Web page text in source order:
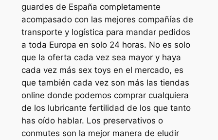
guardes de España completamente
acompasado con las mejores compañías de
transporte y logística para mandar pedidos
a toda Europa en solo 24 horas. No es solo
que la oferta cada vez sea mayor y haya
cada vez más sex toys en el mercado, es
que también cada vez son más las tiendas
online donde podemos comprar cualquiera
de los lubricante fertilidad de los que tanto
has oído hablar. Los preservativos o
conmutes son la mejor manera de eludir